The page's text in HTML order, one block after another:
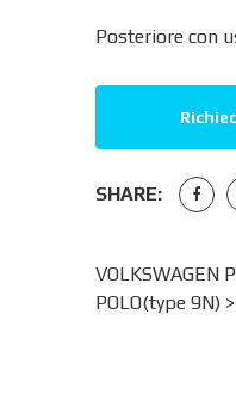
Posteriore con
SHARE:
VOLKSWAGEN
POLO(type 9N)>